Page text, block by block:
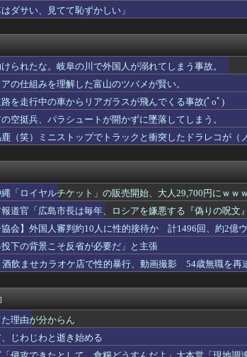
ター」初日公演のセットリストはコチラ！感想まと...
、見つかるｗｗｗｗｗｗｗ
プル成立した美女、下着グラビアがセクシーすぎるww...
奥川完封勝利で連敗ストップ！
てきたんだけど
へのau回線ローミングは9月末で終了｣｢一部過...
、 喉乾いた時のためにちっちゃいゲイ水筒持ち歩くと...
編公開ｷﾀ━(ﾟ∀ﾟ)━!【乃木坂46】
がえちゅう ピアプロキャラクターズ 2」...
からパンダに代わる観光資源考えてくれ」
りデカいｗｗｗｗｗｗｗｗｗｗ
度と使わせてはならない」→リプ「もちろん中国の核も...
術で「正常な組織」を誤って摘出…
ダサい、見てて恥ずかしい」
けられたな。岐阜の川で外国人が溺れてしまう事故。
アの仕組みを理解した富山のツバメが賢い。
路を走行中の車からリアガラスが飛んでくる事故(ﾟoﾟ)
の空挺兵、パラシュートが開かずに墜落してしまう。
鹿（笑）ミニストップでトラックと衝突したドラレコが（
「ロイヤルチケット」の販売開始、大人29,700円にｗｗ
報道官「広島市長は毎年、ロシアを嫌悪する『偽りの呪
協会】外国人審判約10人に性的接待か 計1496回、約2億ウ
下の背景こそ反省が必要だ」と主張
酒飲ませカラオケ店で性的暴行、動画撮影 54歳無職を
理由が分からん
、じわじわと逝き始める